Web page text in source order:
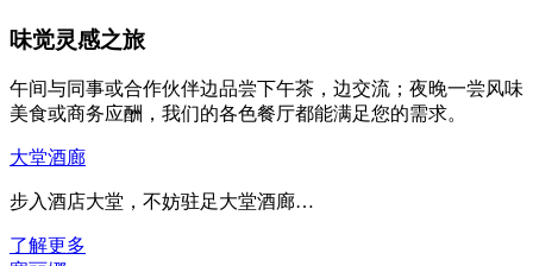
味觉灵感之旅
午间与同事或合作伙伴边品尝下午茶，边交流；夜晚一尝风味
美食或商务应酬，我们的各色餐厅都能满足您的需求。
大堂酒廊
步入酒店大堂，不妨驻足大堂酒廊…
了解更多